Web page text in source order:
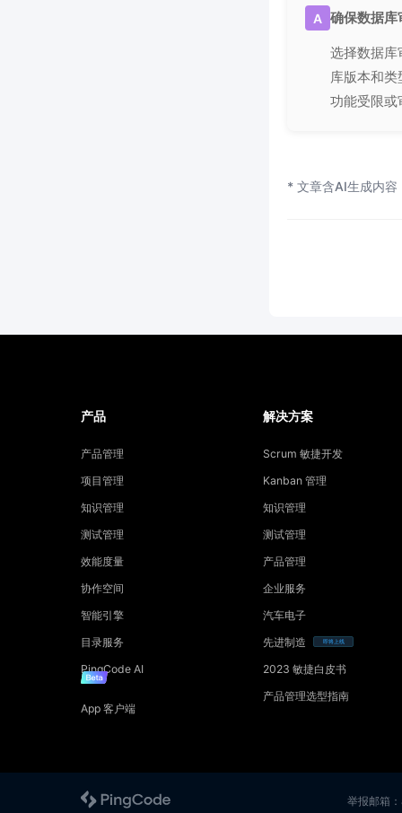
A 确保数据库
选择数据库
库版本和
功能受限或
* 文章含AI生成内容
产品
产品管理
项目管理
知识管理
测试管理
效能度量
协作空间
智能引擎
目录服务
PingCode AI
App 客户端
解决方案
Scrum 敏捷开发
Kanban 管理
知识管理
测试管理
产品管理
企业服务
汽车电子
先进制造
即将上线
2023 敏捷白皮书
产品管理选型指南
举报邮箱